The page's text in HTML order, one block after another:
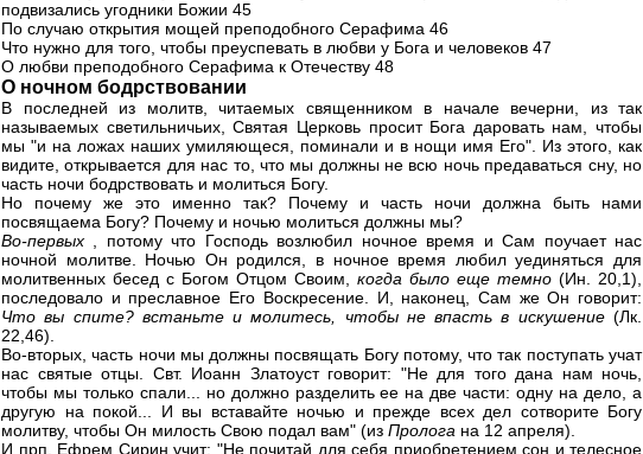
подвизались угодники Божии 45
По случаю открытия мощей преподобного Серафима 46
Что нужно для того, чтобы преуспевать в любви у Бога и человеков 47
О любви преподобного Серафима к Отечеству 48
О ночном бодрствовании
В последней из молитв, читаемых священником в начале вечерни, из так
называемых светильничьих, Святая Церковь просит Бога даровать нам, чтобы
мы "и на ложах наших умиляющеся, поминали и в нощи имя Его". Из этого, как
видите, открывается для нас то, что мы должны не всю ночь предаваться сну, но
часть ночи бодрствовать и молиться Богу.
Но почему же это именно так? Почему и часть ночи должна быть нами
посвящаема Богу? Почему и ночью молиться должны мы?
Во-первых
, потому что Господь возлюбил ночное время и Сам поучает нас
ночной молитве. Ночью Он родился, в ночное время любил уединяться для
молитвенных бесед с Богом Отцом Своим, когда было еще темно (Ин. 20,1),
последовало и преславное Его Воскресение. И, наконец, Сам же Он говорит:
Что вы спите? встаньте и молитесь, чтобы не впасть в искушение (Лк.
22,46).
Во-вторых, часть ночи мы должны посвящать Богу потому, что так поступать учат
нас святые отцы. Свт. Иоанн Златоуст говорит: "Не для того дана нам ночь,
чтобы мы только спали... но должно разделить ее на две части: одну на дело, а
другую на покой... И вы вставайте ночью и прежде всех дел сотворите Богу
молитву, чтобы Он милость Свою подал вам" (из Пролога на 12 апреля).
И прп. Ефрем Сирин учит: "Не почитай для себя приобретением сон и телесное